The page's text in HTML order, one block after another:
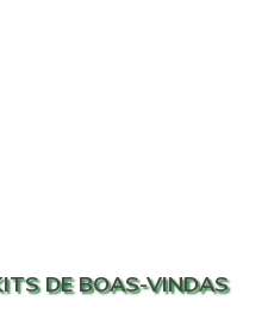
DE BOAS-VINDAS